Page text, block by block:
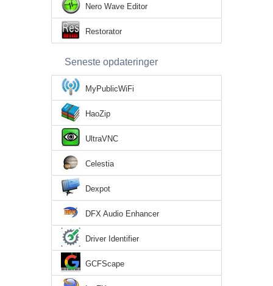
Nero Wave Editor
Restorator
Seneste opdateringer
MyPublicWiFi
HaoZip
UltraVNC
Celestia
Dexpot
DFX Audio Enhancer
Driver Identifier
GCFScape